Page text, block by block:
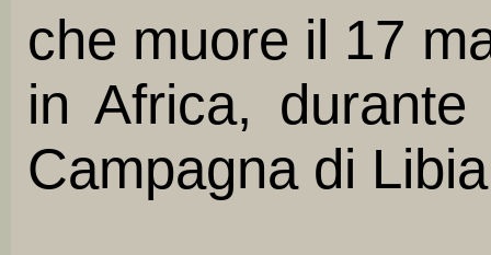
che muore il 17
in Africa,
Campagna di